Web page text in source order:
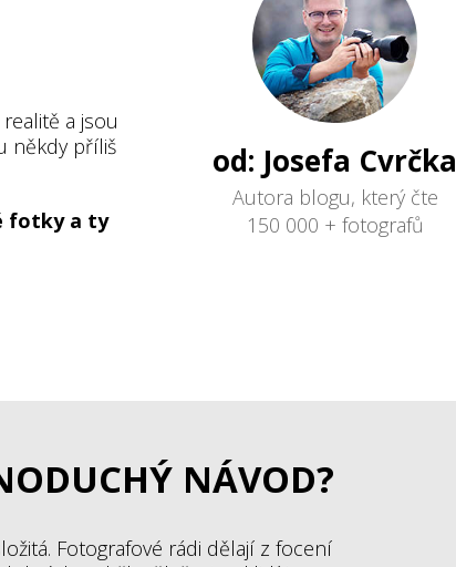
a jsou
někdy příliš
fotky a ty
od: Josefa Cvrčka
Autora blogu, který čte
150 000 + fotografů
NÁVOD?
Fotografové rádi dělají z focení